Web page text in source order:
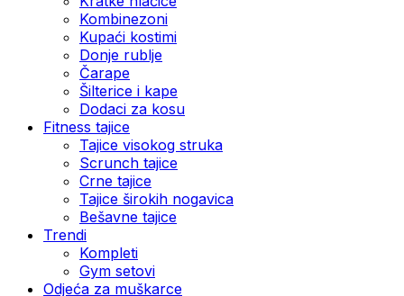
Kombinezoni
Kupaći kostimi
Donje rublje
Čarape
Šilterice i kape
Dodaci za kosu
Fitness tajice
Tajice visokog struka
Scrunch tajice
Crne tajice
Tajice širokih nogavica
Bešavne tajice
Trendi
Kompleti
Gym setovi
Odjeća za muškarce